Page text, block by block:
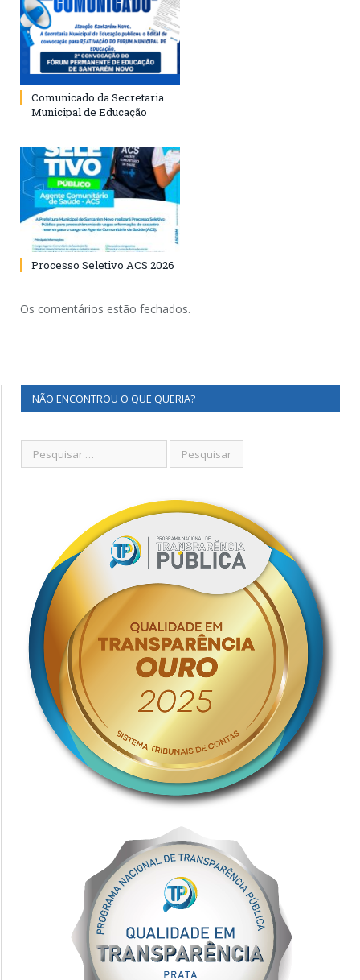
Comunicado da Secretaria
Municipal de Educação
Processo Seletivo ACS 2026
Os comentários estão fechados.
NÃO ENCONTROU O QUE QUERIA?